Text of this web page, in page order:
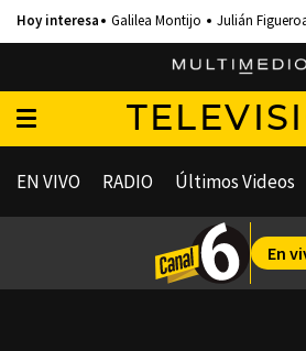
Galilea Montijo Julián
EN VIVO RADIO Últimos Videos
En